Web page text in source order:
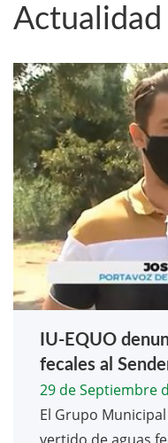
Actualidad
IU-EQUO
fecales al
29 de Septiembre
El Grupo